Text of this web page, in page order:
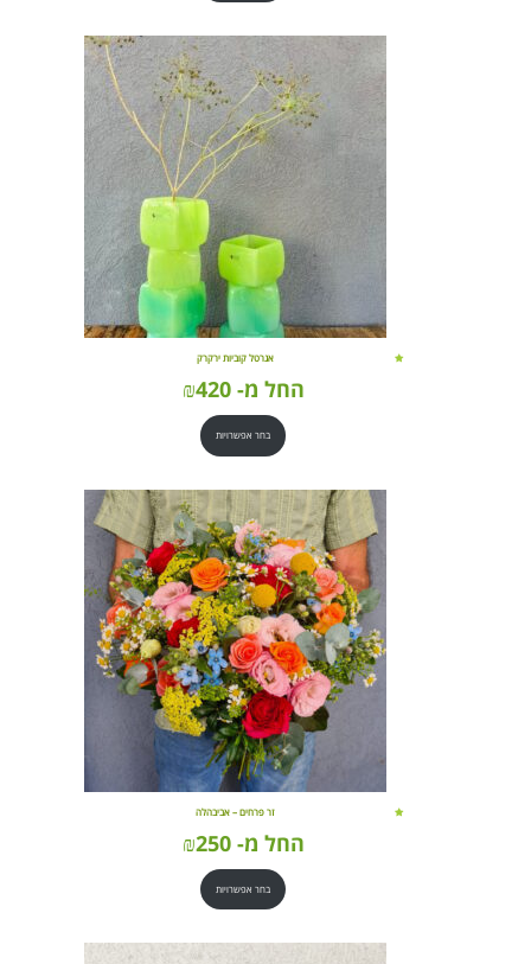
אגרטל קוביות ירקרק
החל מ- ₪420
בחר אפשרויות
זר פרחים – אביבהלה
החל מ- ₪250
בחר אפשרויות